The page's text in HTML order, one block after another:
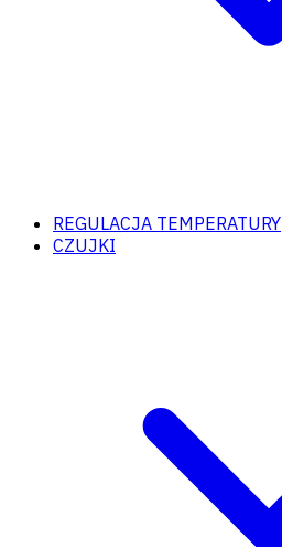
REGULACJA TEMPERATURY
CZUJKI